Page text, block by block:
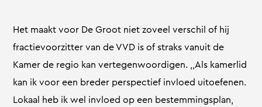
Het maakt voor De Groot niet zoveel verschil of hij
fractievoorzitter van de VVD is of straks vanuit de
Kamer de regio kan vertegenwoordigen. ,,Als kamerlid
kan ik voor een breder perspectief invloed uitoefenen.
Lokaal heb ik wel invloed op een bestemmingsplan,